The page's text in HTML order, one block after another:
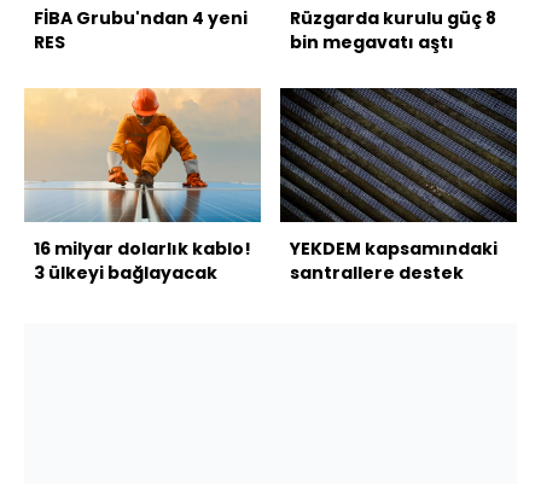
FİBA Grubu'ndan 4 yeni
RES
Rüzgarda kurulu güç 8
bin megavatı aştı
16 milyar dolarlık kablo!
3 ülkeyi bağlayacak
YEKDEM kapsamındaki
santrallere destek